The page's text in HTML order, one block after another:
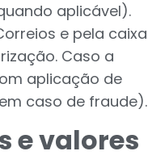
aplicável).
e pela caixa
Caso a
aplicação de
caso de fraude).
e valores